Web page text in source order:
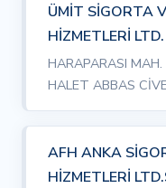
ÜMİT SİGORTA
HİZMETLERİ
HARAPARASI
HALET ABBAS
AFH ANKA
HİZMETLERİ